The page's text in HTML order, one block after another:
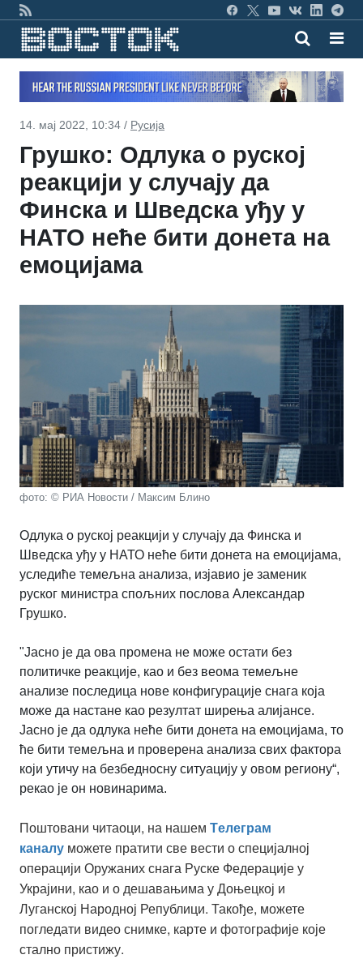
14. мај 2022, 10:34 / Русија
Грушко: Одлука о руској
реакцији у случају да
Финска и Шведска уђу у
НАТО неће бити донета на
емоцијама
фото: © РИА Новости / Максим Блино
Одлука о руској реакцији у случају да Финска и
Шведска уђу у НАТО неће бити донета на емоцијама,
уследиће темељна анализа, изјавио је заменик
руског министра спољних послова Александар
Грушко.
"Јасно је да ова промена не може остати без
политичке реакције, као и без веома темељне
анализе последица нове конфигурације снага која
може да настане као резултат ширења алијансе.
Јасно је да одлука неће бити донета на емоцијама, то
ће бити темељна и проверена анализа свих фактора
који утичу на безбедносну ситуацију у овом региону“,
рекао је он новинарима.
Поштовани читаоци, на нашем Tелеграм
каналу можете пратити све вести о специјалној
операцији Оружаних снага Руске Федерације у
Украјини, као и о дешавањима у Доњецкој и
Луганској Народној Републици. Такође, можете
погледати видео снимке, карте и фотографије које
стално пристижу.